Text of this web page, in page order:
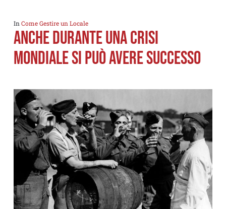
InCome Gestire un Locale
Anche durante una crisi
mondiale si può avere successo